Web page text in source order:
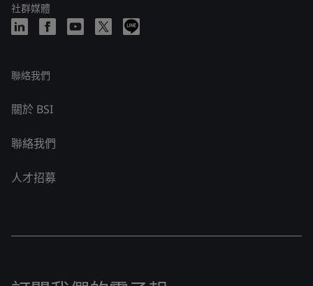
社群媒體
聯絡我們
關於 BSI
聯絡我們
人才招募